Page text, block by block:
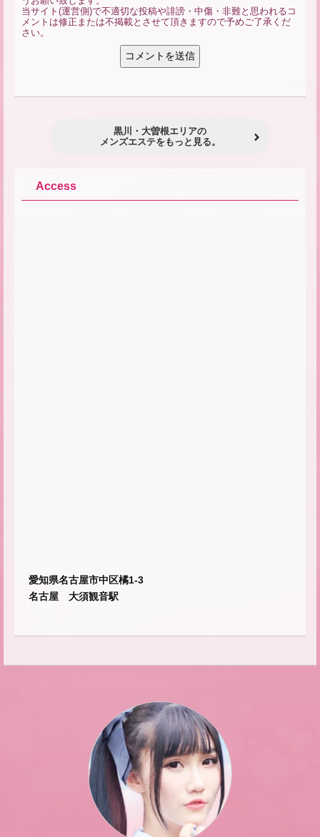
当サイト(運営側)で不適切な投稿や誹謗・中傷・非難と思われるコ
メントは修正または不掲載とさせて頂きますので予めご了承くだ
さい。
黒川・大曽根エリアの
メンズエステをもっと見る。
Access
愛知県名古屋市中区橘1-3
名古屋 大須観音駅